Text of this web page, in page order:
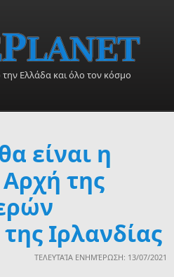
την Ελλάδα και όλο τον κόσμο
είναι η
της
Ιρλανδίας
ΤΕΛΕΥΤΑΊΑ ΕΝΗΜΈΡΩΣΗ: 13/07/2021